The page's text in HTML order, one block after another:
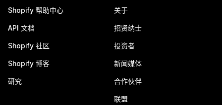
Shopify 帮助中心
API 文档
Shopify 社区
Shopify 博客
研究
关于
招贤纳士
投资者
新闻媒体
合作伙伴
联盟